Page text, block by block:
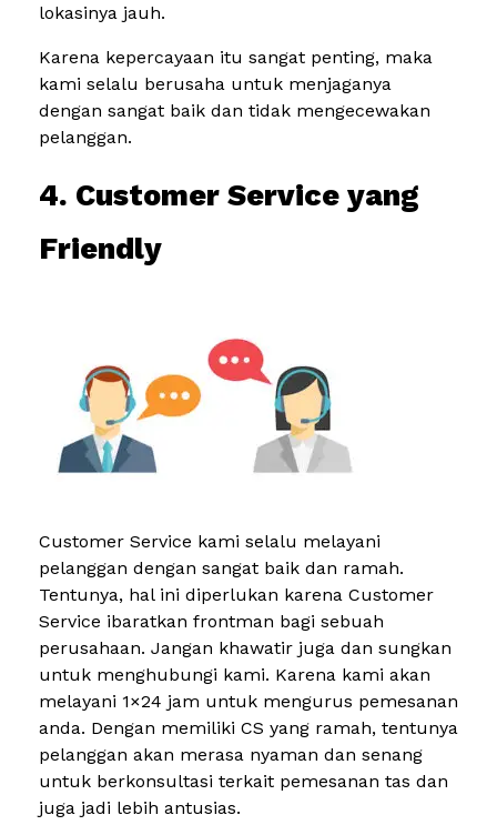
lokasinya jauh.
Karena kepercayaan itu sangat penting, maka
kami selalu berusaha untuk menjaganya
dengan sangat baik dan tidak mengecewakan
pelanggan.
4. Customer Service yang
Friendly
Customer Service kami selalu melayani
pelanggan dengan sangat baik dan ramah.
Tentunya, hal ini diperlukan karena Customer
Service ibaratkan frontman bagi sebuah
perusahaan. Jangan khawatir juga dan sungkan
untuk menghubungi kami. Karena kami akan
melayani 1×24 jam untuk mengurus pemesanan
anda. Dengan memiliki CS yang ramah, tentunya
pelanggan akan merasa nyaman dan senang
untuk berkonsultasi terkait pemesanan tas dan
juga jadi lebih antusias.